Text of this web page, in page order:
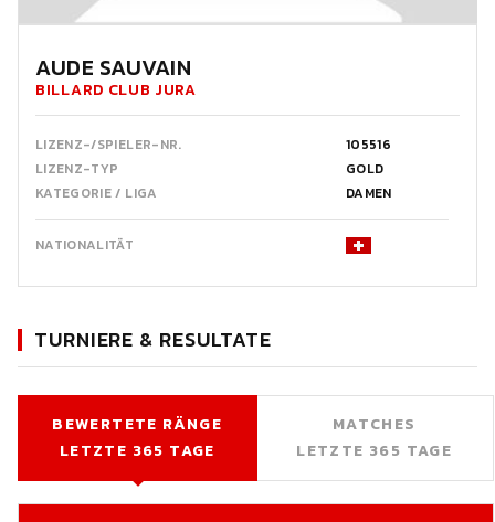
AUDE SAUVAIN
BILLARD CLUB JURA
LIZENZ-/SPIELER-NR.
105516
LIZENZ-TYP
GOLD
KATEGORIE / LIGA
DAMEN
NATIONALITÄT
TURNIERE & RESULTATE
BEWERTETE RÄNGE
LETZTE 365 TAGE
MATCHES
LETZTE 365 TAGE